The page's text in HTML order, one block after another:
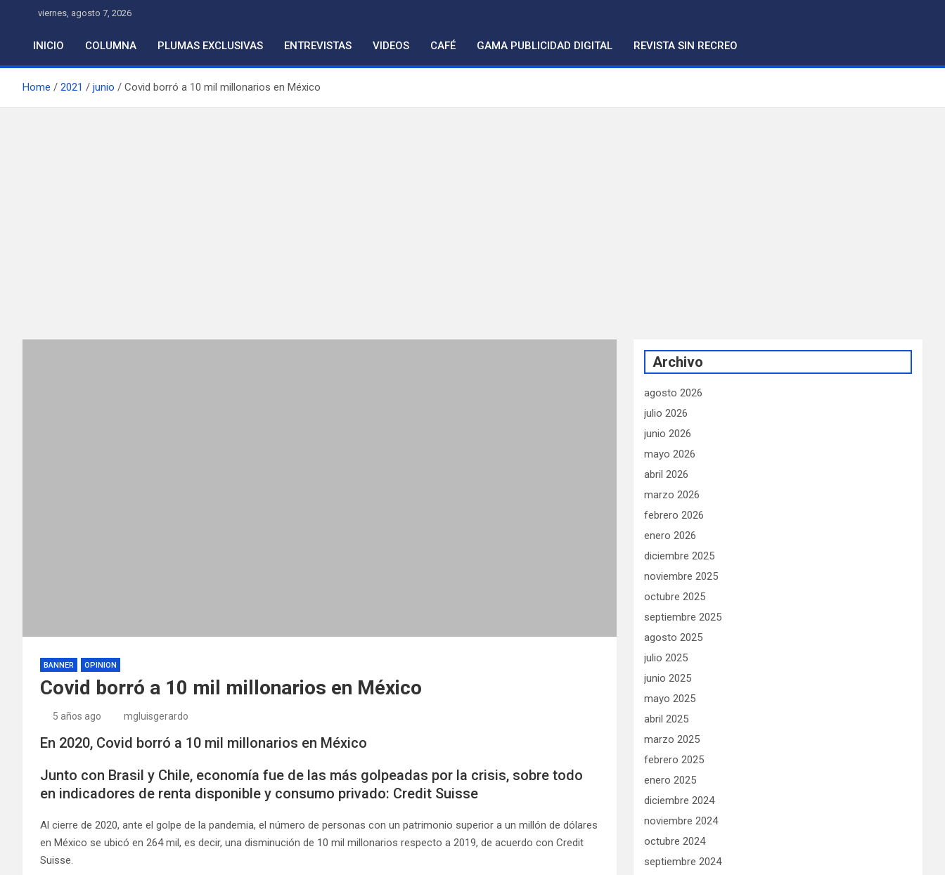
content
viernes, agosto 7, 2026
INICIO COLUMNA PLUMAS EXCLUSIVAS ENTREVISTAS VIDEOS CAFÉ GAMA PUBLICIDAD DIGITAL REVISTA SIN RECREO
Home 2021 junio Covid borró a 10 mil millonarios en México
BANNER OPINION
Covid borró a 10 mil millonarios en México
5 años ago mgluisgerardo
En 2020, Covid borró a 10 mil millonarios en México
Junto con Brasil y Chile, economía fue de las más golpeadas por la crisis, sobre todo
en indicadores de renta disponible y consumo privado: Credit Suisse
Al cierre de 2020, ante el golpe de la pandemia, el número de personas con un patrimonio superior a un millón de dólares
en México se ubicó en 264 mil, es decir, una disminución de 10 mil millonarios respecto a 2019, de acuerdo con Credit
Suisse.
Archivo
agosto 2026
julio 2026
junio 2026
mayo 2026
abril 2026
marzo 2026
febrero 2026
enero 2026
diciembre 2025
noviembre 2025
octubre 2025
septiembre 2025
agosto 2025
julio 2025
junio 2025
mayo 2025
abril 2025
marzo 2025
febrero 2025
enero 2025
diciembre 2024
noviembre 2024
octubre 2024
septiembre 2024